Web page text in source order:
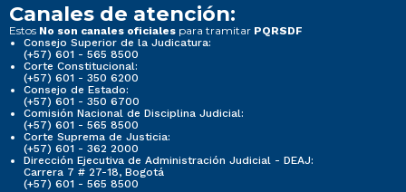
Canales de atención:
Estos No son canales oficiales para tramitar PQRSDF
Consejo Superior de la Judicatura:
(+57) 601 - 565 8500
Corte Constitucional:
(+57) 601 - 350 6200
Consejo de Estado:
(+57) 601 - 350 6700
Comisión Nacional de Disciplina Judicial:
(+57) 601 - 565 8500
Corte Suprema de Justicia:
(+57) 601 - 362 2000
Dirección Ejecutiva de Administración Judicial - DEAJ:
Carrera 7 # 27-18, Bogotá
(+57) 601 - 565 8500